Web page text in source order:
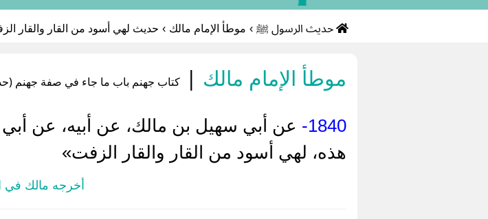
حديث الرسول ﷺ › موطأ الإمام مالك › حديث لهي أسود من القار والقار
موطأ الإمام مالك | كتاب جهنم باب ما جاء في صفة جهنم (حديث
1840-
عن أبي سهيل بن مالك، عن أبيه، عن أبي
هذه، لهي أسود من القار والقار الزفت»
أخرجه مالك في